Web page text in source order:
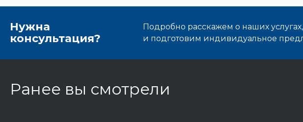
Нужна
консультация?
Подробно расскажем о наших
и подготовим индивидуальное
Ранее вы смотрели